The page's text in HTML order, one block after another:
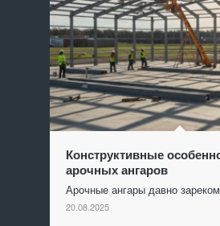
Конструктивные
арочных ангаров
Арочные ангары давно
20.08.2025